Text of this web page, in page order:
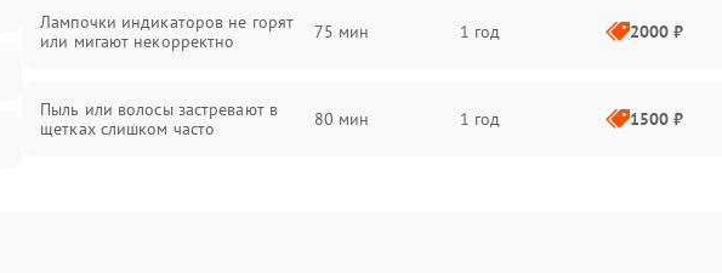
Лампочки индикаторов не горят
или мигают некорректно
75 мин 1 год 2000 ₽
Пыль или волосы застревают в
щетках слишком часто
80 мин 1 год 1500 ₽